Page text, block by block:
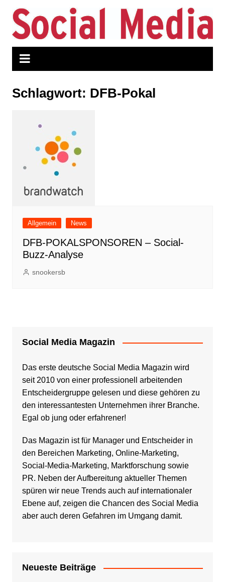
Inhalt
springen
Schlagwort: DFB-Pokal
Allgemein News
DFB-POKALSPONSOREN – Social-
Buzz-Analyse
snookersb
Social Media Magazin
Das erste deutsche Social Media Magazin wird
seit 2010 von einer professionell arbeitenden
Entscheidergruppe gelesen und diese gehören zu
den interessantesten Unternehmen ihrer Branche.
Egal ob jung oder erfahrener!
Das Magazin ist für Manager und Entscheider in
den Bereichen Marketing, Online-Marketing,
Social-Media-Marketing, Marktforschung sowie
PR. Neben der Aufbereitung aktueller Themen
spüren wir neue Trends auch auf internationaler
Ebene auf, zeigen die Chancen des Social Media
aber auch deren Gefahren im Umgang damit.
Neueste Beiträge